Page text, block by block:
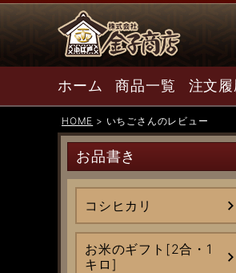
検索
ホーム 商品一覧 注文履
HOME いちごさんのレビュー
お品書き
コシヒカリ
お米のギフト[2合・1
キロ]